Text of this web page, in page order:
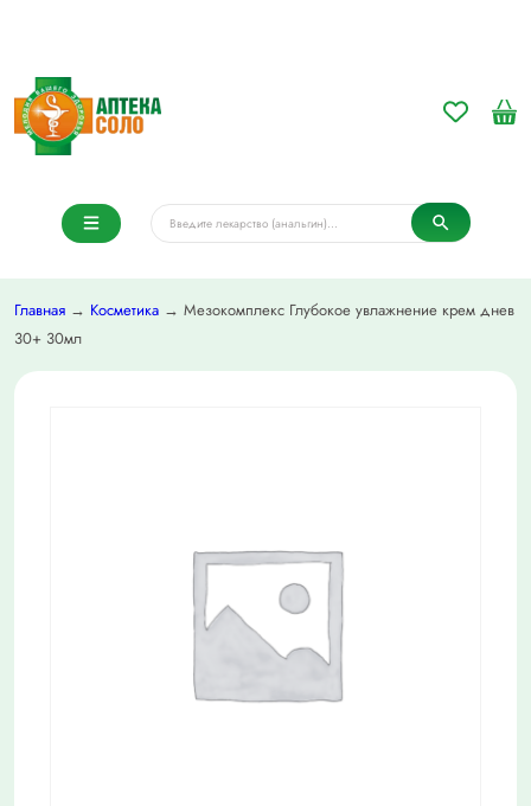
Главная → Косметика → Мезокомплекс Глубокое увлажнение крем днев
30+ 30мл